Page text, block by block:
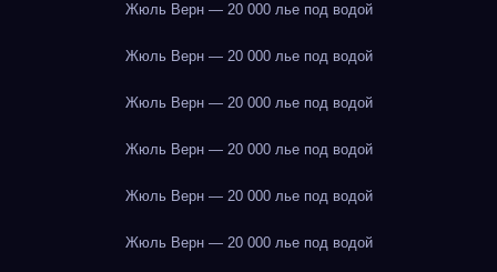
Жюль Верн — 20 000 лье под водой
Жюль Верн — 20 000 лье под водой
Жюль Верн — 20 000 лье под водой
Жюль Верн — 20 000 лье под водой
Жюль Верн — 20 000 лье под водой
Жюль Верн — 20 000 лье под водой